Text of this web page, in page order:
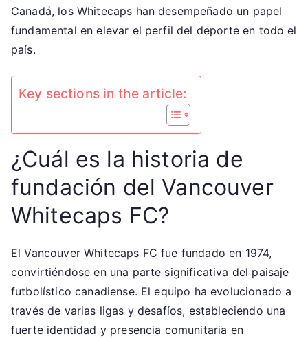
Canadá, los Whitecaps han desempeñado un papel
fundamental en elevar el perfil del deporte en todo el
país.
Key sections in the article:
¿Cuál es la historia de
fundación del Vancouver
Whitecaps FC?
El Vancouver Whitecaps FC fue fundado en 1974,
convirtiéndose en una parte significativa del paisaje
futbolístico canadiense. El equipo ha evolucionado a
través de varias ligas y desafíos, estableciendo una
fuerte identidad y presencia comunitaria en